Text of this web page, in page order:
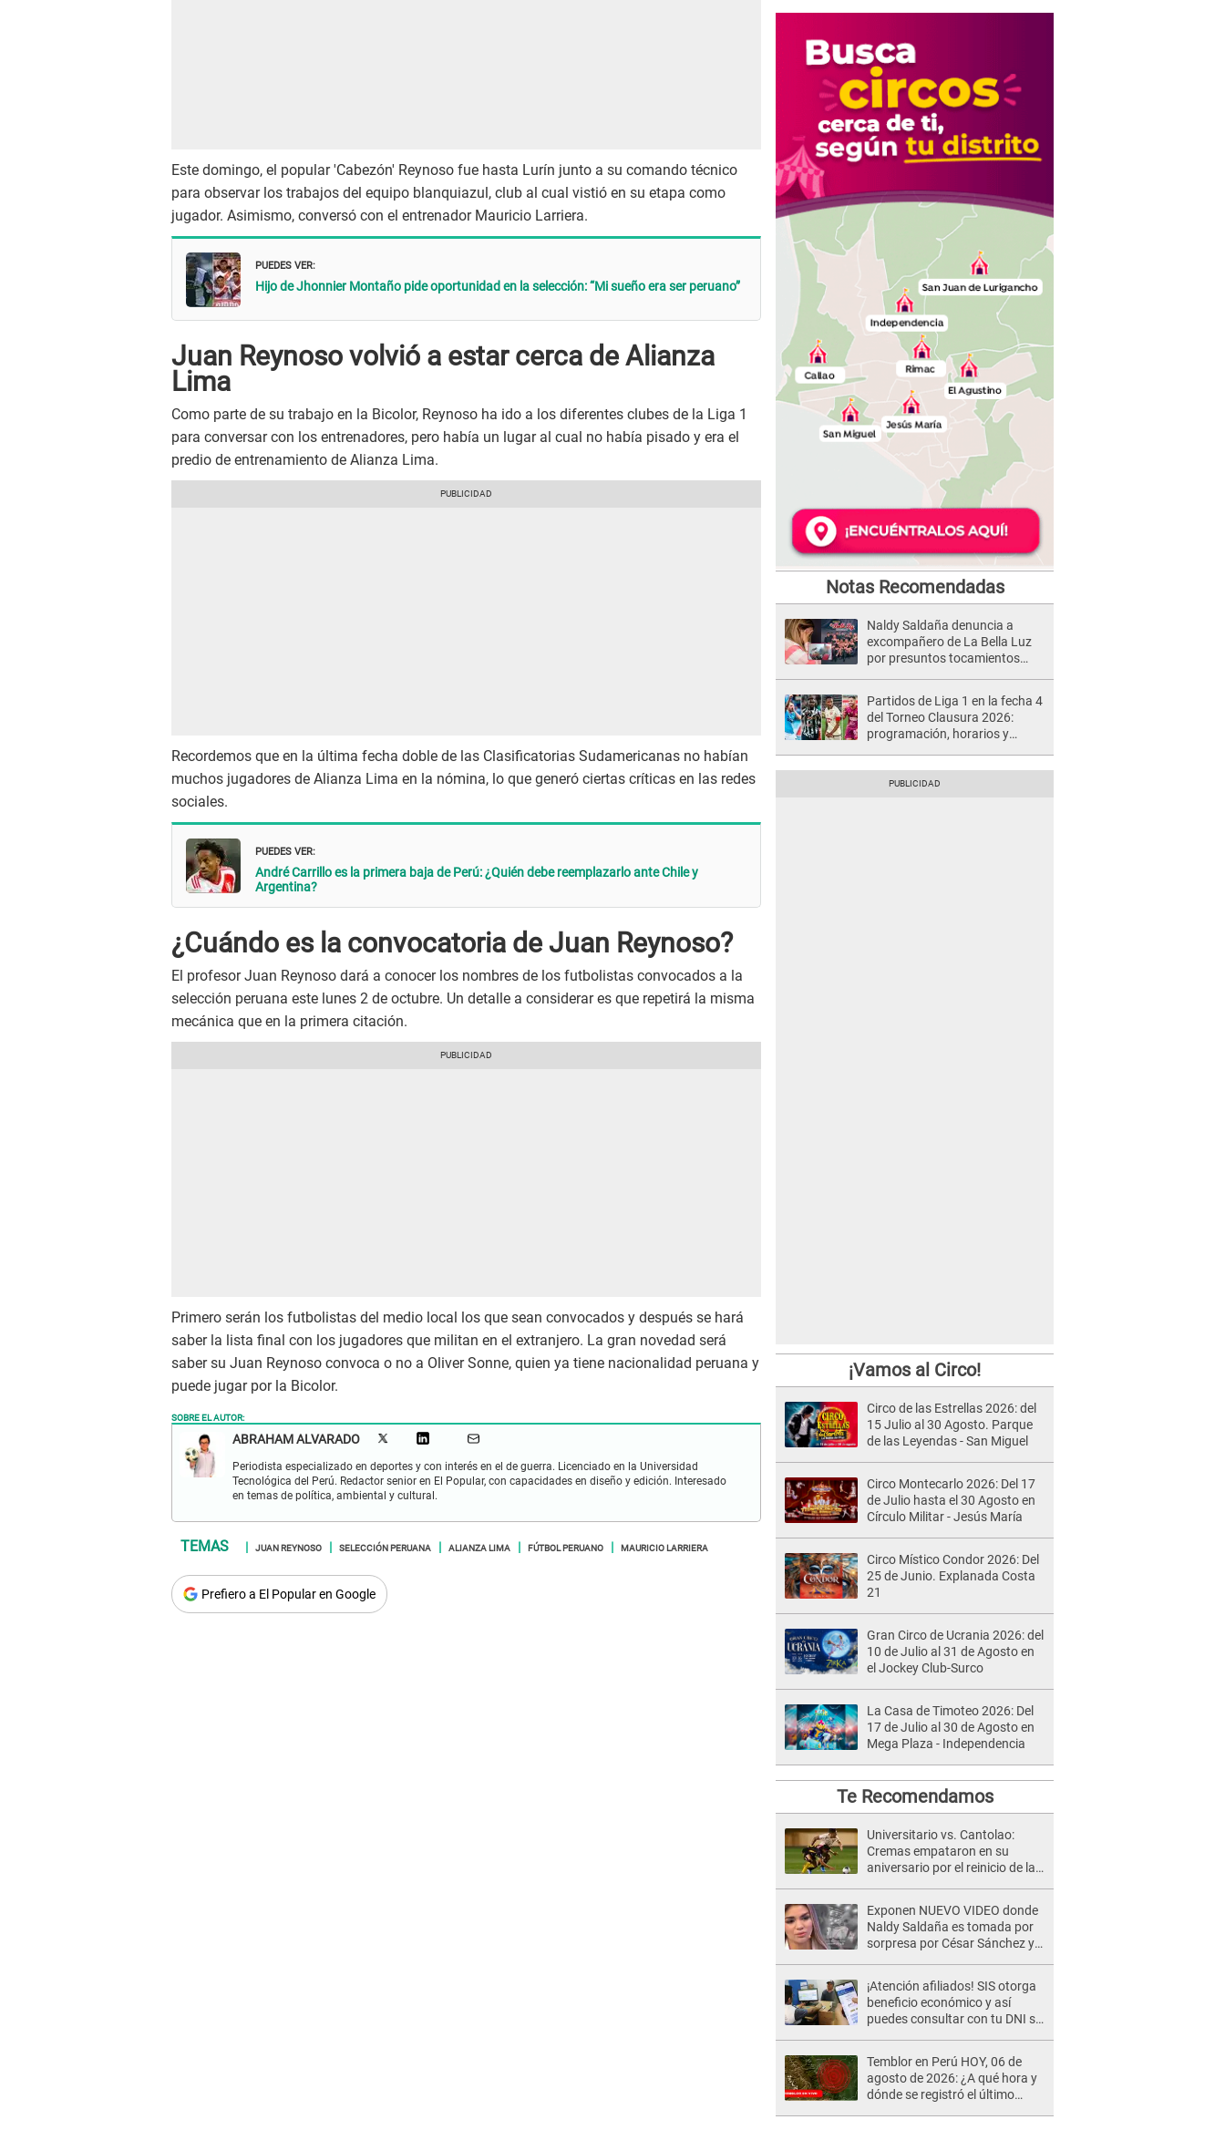
Este domingo, el popular 'Cabezón' Reynoso fue hasta Lurín junto a su comando técnico
para observar los trabajos del equipo blanquiazul, club al cual vistió en su etapa como
jugador. Asimismo, conversó con el entrenador Mauricio Larriera.
PUEDES VER:
Hijo de Jhonnier Montaño pide oportunidad en la selección: “Mi sueño era ser peruano”
Juan Reynoso volvió a estar cerca de Alianza
Lima
Como parte de su trabajo en la Bicolor, Reynoso ha ido a los diferentes clubes de la Liga 1
para conversar con los entrenadores, pero había un lugar al cual no había pisado y era el
predio de entrenamiento de Alianza Lima.
Recordemos que en la última fecha doble de las Clasificatorias Sudamericanas no habían
muchos jugadores de Alianza Lima en la nómina, lo que generó ciertas críticas en las redes
sociales.
PUEDES VER:
André Carrillo es la primera baja de Perú: ¿Quién debe reemplazarlo ante Chile y
Argentina?
¿Cuándo es la convocatoria de Juan Reynoso?
El profesor Juan Reynoso dará a conocer los nombres de los futbolistas convocados a la
selección peruana este lunes 2 de octubre. Un detalle a considerar es que repetirá la misma
mecánica que en la primera citación.
Primero serán los futbolistas del medio local los que sean convocados y después se hará
saber la lista final con los jugadores que militan en el extranjero. La gran novedad será
saber su Juan Reynoso convoca o no a Oliver Sonne, quien ya tiene nacionalidad peruana y
puede jugar por la Bicolor.
SOBRE EL AUTOR:
ABRAHAM ALVARADO
Periodista especializado en deportes y con interés en el de guerra. Licenciado en la Universidad
Tecnológica del Perú. Redactor senior en El Popular, con capacidades en diseño y edición. Interesado
en temas de política, ambiental y cultural.
JUAN REYNOSO SELECCIÓN PERUANA ALIANZA LIMA FÚTBOL PERUANO MAURICIO LARRIERA
Prefiero a El Popular en Google
Notas Recomendadas
Naldy Saldaña denuncia a
excompañero de La Bella Luz
por presuntos tocamientos
Partidos de Liga 1 en la fecha 4
del Torneo Clausura 2026:
programación, horarios y
¡Vamos al Circo!
Circo de las Estrellas 2026: del
15 Julio al 30 Agosto. Parque
de las Leyendas - San Miguel
Circo Montecarlo 2026: Del 17
de Julio hasta el 30 Agosto en
Círculo Militar - Jesús María
Circo Místico Condor 2026: Del
25 de Junio. Explanada Costa
21
Gran Circo de Ucrania 2026: del
10 de Julio al 31 de Agosto en
el Jockey Club-Surco
La Casa de Timoteo 2026: Del
17 de Julio al 30 de Agosto en
Mega Plaza - Independencia
Te Recomendamos
Universitario vs. Cantolao:
Cremas empataron en su
aniversario por el reinicio de la
Exponen NUEVO VIDEO donde
Naldy Saldaña es tomada por
sorpresa por César Sánchez y
¡Atención afiliados! SIS otorga
beneficio económico y así
puedes consultar con tu DNI si
Temblor en Perú HOY, 06 de
agosto de 2026: ¿A qué hora y
dónde se registró el último